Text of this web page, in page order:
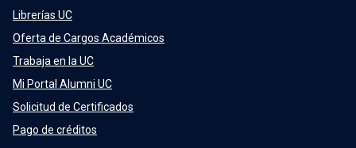
Librerías UC
Oferta de Cargos Académicos
Trabaja en la UC
Mi Portal Alumni UC
Solicitud de Certificados
Pago de créditos